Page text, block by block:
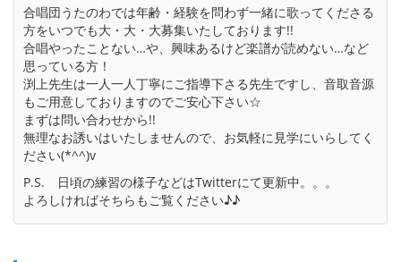
合唱団うたのわでは年齢・経験を問わず一緒に歌ってくださる
方をいつでも大・大・大募集いたしております!!
合唱やったことない…や、興味あるけど楽譜が読めない…など
思っている方！
渕上先生は一人一人丁寧にご指導下さる先生ですし、音取音源
もご用意しておりますのでご安心下さい☆
まずは問い合わせから!!
無理なお誘いはいたしませんので、お気軽に見学にいらしてく
ださい(*^^)v
P.S. 日頃の練習の様子などはTwitterにて更新中。。。
よろしければそちらもご覧ください♪♪